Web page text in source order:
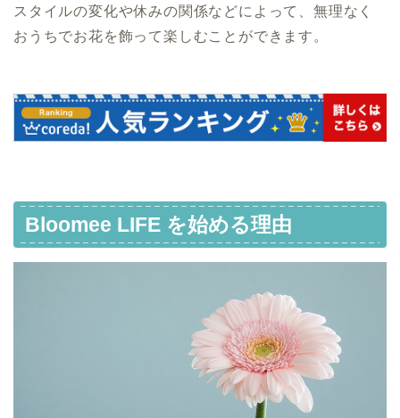
スタイルの変化や休みの関係などによって、無理なく
おうちでお花を飾って楽しむことができます。
Bloomee LIFE を始める理由